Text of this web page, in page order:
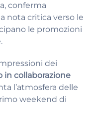
conferma
nota critica verso le
le promozioni
dei
in collaborazione
l’atmosfera delle
weekend di